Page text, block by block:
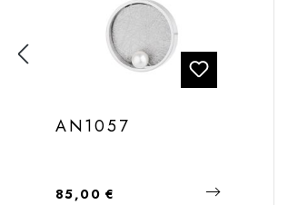
AN1057
Regulärer Preis:
85,00 €